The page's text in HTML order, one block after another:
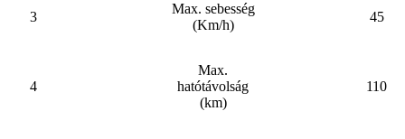
3
Max. sebesség
(Km/h)
45
4
Max.
hatótávolság
(km)
110